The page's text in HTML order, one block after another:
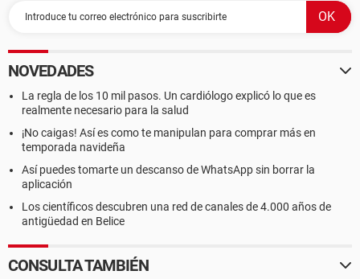
NOVEDADES
La regla de los 10 mil pasos. Un cardiólogo explicó lo que es
realmente necesario para la salud
¡No caigas! Así es como te manipulan para comprar más en
temporada navideña
Así puedes tomarte un descanso de WhatsApp sin borrar la
aplicación
Los científicos descubren una red de canales de 4.000 años de
antigüedad en Belice
CONSULTA TAMBIÉN